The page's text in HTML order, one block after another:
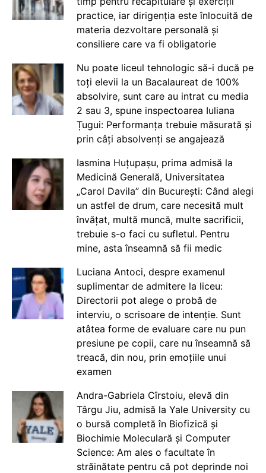
practice, iar dirigenția este înlocuită de
materia dezvoltare personală și
consiliere care va fi obligatorie
Nu poate liceul tehnologic să-i ducă pe
toți elevii la un Bacalaureat de 100%
absolvire, sunt care au intrat cu media
2 sau 3, spune inspectoarea Iuliana
Țugui: Performanța trebuie măsurată și
prin câți absolvenți se angajează
Iasmina Huțupașu, prima admisă la
Medicină Generală, Universitatea
„Carol Davila” din București: Când alegi
un astfel de drum, care necesită mult
învățat, multă muncă, multe sacrificii,
trebuie s-o faci cu sufletul. Pentru
mine, asta înseamnă să fii medic
Luciana Antoci, despre examenul
suplimentar de admitere la liceu:
Directorii pot alege o probă de
interviu, o scrisoare de intenție. Sunt
atâtea forme de evaluare care nu pun
presiune pe copii, care nu înseamnă să
treacă, din nou, prin emoțiile unui
examen
Andra-Gabriela Cîrstoiu, elevă din
Târgu Jiu, admisă la Yale University cu
o bursă completă în Biofizică și
Biochimie Moleculară și Computer
Science: Am ales o facultate în
străinătate pentru că pot deprinde noi